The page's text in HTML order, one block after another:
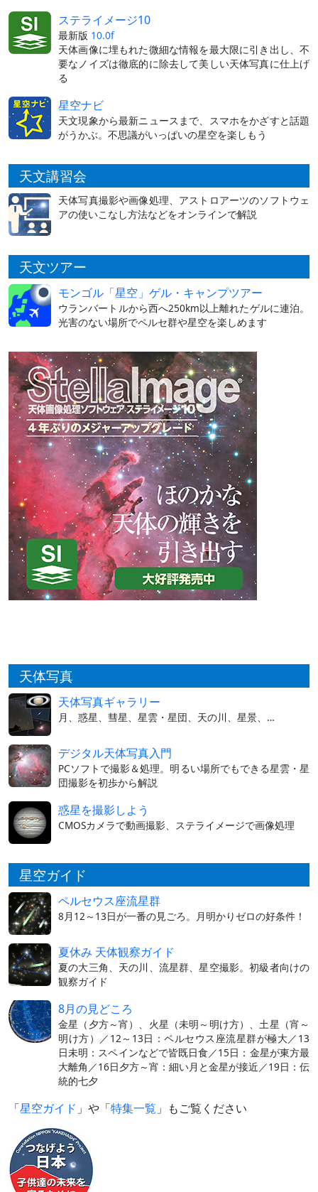
ステライメージ10
最新版 10.0f
天体画像に埋もれた微細な情報を最大限に引き出し、不
要なノイズは徹底的に除去して美しい天体写真に仕上げ
る
星空ナビ
天文現象から最新ニュースまで、スマホをかざすと話題
がうかぶ。不思議がいっぱいの星空を楽しもう
天文講習会
天体写真撮影や画像処理、アストロアーツのソフトウェ
アの使いこなし方法などをオンラインで解説
天文ツアー
モンゴル「星空」ゲル・キャンプツアー
ウランバートルから西へ250km以上離れたゲルに連泊。
光害のない場所でペルセ群や星空を楽しめます
天体写真
天体写真ギャラリー
月、惑星、彗星、星雲・星団、天の川、星景、…
デジタル天体写真入門
PCソフトで撮影＆処理。明るい場所でもできる星雲・星
団撮影を初歩から解説
惑星を撮影しよう
CMOSカメラで動画撮影、ステライメージで画像処理
星空ガイド
ペルセウス座流星群
8月12～13日が一番の見ごろ。月明かりゼロの好条件！
夏休み 天体観察ガイド
夏の大三角、天の川、流星群、星空撮影。初級者向けの
観察ガイド
8月の見どころ
金星（夕方～宵）、火星（未明～明け方）、土星（宵～
明け方）／12～13日：ペルセウス座流星群が極大／13
日未明：スペインなどで皆既日食／15日：金星が東方最
大離角／16日夕方～宵：細い月と金星が接近／19日：伝
統的七夕
「星空ガイド 」や「特集一覧 」もご覧ください